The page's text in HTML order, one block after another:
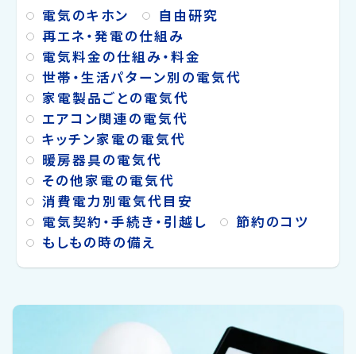
いたら家計が火の車！ということを避けるた
めにも、ぜひご一読ください。 しかし、たとえ
ばキャッシュレス決済でのポイント還元は
2020年6月までと期限が決まっているほか、
生活をしている限り避...
電気のキホン
自由研究
再エネ・発電の仕組み
電気料金の仕組み・料金
世帯・生活パターン別の電気代
家電製品ごとの電気代
エアコン関連の電気代
キッチン家電の電気代
暖房器具の電気代
その他家電の電気代
消費電力別電気代目安
電気契約・手続き・引越し
節約のコツ
もしもの時の備え